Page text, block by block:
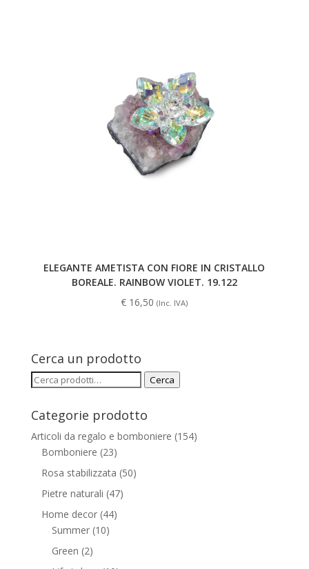
ELEGANTE AMETISTA CON FIORE IN CRISTALLO
BOREALE. RAINBOW VIOLET. 19.122
€ 16,50 (Inc. IVA)
Cerca un prodotto
Cerca: Cerca
Categorie prodotto
Articoli da regalo e bomboniere (154)
Bomboniere (23)
Rosa stabilizzata (50)
Pietre naturali (47)
Home decor (44)
Summer (10)
Green (2)